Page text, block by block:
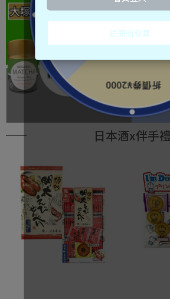
日本酒x伴手禮